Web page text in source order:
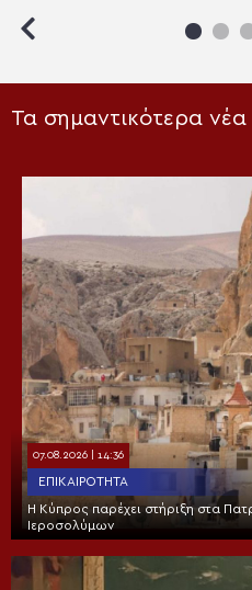
Τα σημαντικότερα νέα
07.08.2026 | 14:36
ΕΠΙΚΑΙΡΌΤΗΤΑ
Η Κύπρος παρέχει στήριξη στα
Ιεροσολύμων